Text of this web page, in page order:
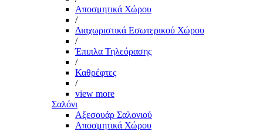
Αποσμητικά Χώρου
/
Διαχωριστικά Εσωτερικού Χώρου
/
Έπιπλα Τηλεόρασης
/
Καθρέφτες
/
view more
Σαλόνι
Αξεσουάρ Σαλονιού
Αποσμητικά Χώρου